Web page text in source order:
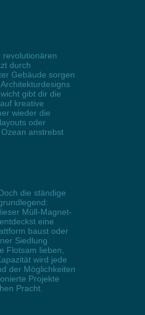
revolutionären
durch
Gebäude sorgen
gibt dir die
kreative
wieder die
oder
anstrebst
die ständige
Müll-Magnet-
eine
baust oder
Siedlung
Flotsam lieben,
wird jede
der Möglichkeiten
Projekte
Pracht.